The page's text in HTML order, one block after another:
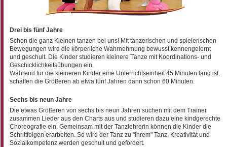
Drei bis fünf Jahre
Schon die ganz Kleinen tanzen bei uns! Mit tänzerischen und spielerischen
Bewegungen wird die körperliche Wahrnehmung bewusst kennengelernt
und geschult. Die Kinder studieren kleinere Tänze mit Koordinations- und
Geschicklichkeitsübungen ein.
Während für die kleineren Kinder eine Unterrichtseinheit 45 Minuten lang ist,
schaffen die Größeren ab etwa fünf Jahren dann schon 60 Minuten.
Sechs bis neun Jahre
Die etwas Größeren von sechs bis neun Jahren suchen mit dem Trainer
zusammen Lieder aus den Charts aus und studieren dazu eine kindgerechte
Choreografie ein. Gemeinsam mit der Tanzlehrerin können die Kinder die
Schrittfolgen erarbeiten. So wird der Tanz zu "ihrem" Tanz, Kreativität und
Sozialkompetenz werden geschult und gefördert.